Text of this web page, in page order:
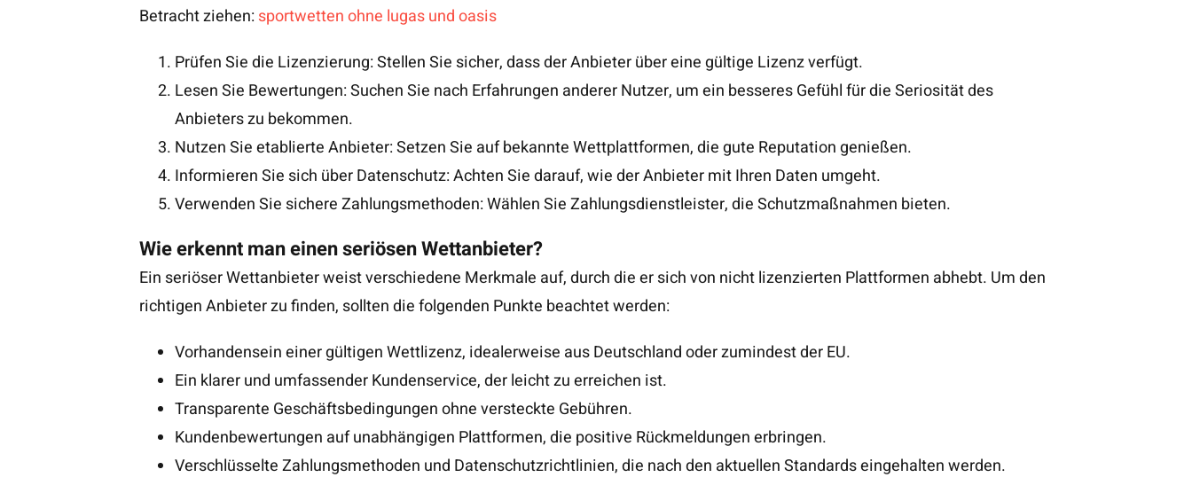
Betracht ziehen:sportwetten ohne lugas und oasis
Prüfen Sie die Lizenzierung: Stellen Sie sicher, dass der Anbieter über eine gültige Lizenz verfügt.
Lesen Sie Bewertungen: Suchen Sie nach Erfahrungen anderer Nutzer, um ein besseres Gefühl für die Seriosität des
Anbieters zu bekommen.
Nutzen Sie etablierte Anbieter: Setzen Sie auf bekannte Wettplattformen, die gute Reputation genießen.
Informieren Sie sich über Datenschutz: Achten Sie darauf, wie der Anbieter mit Ihren Daten umgeht.
Verwenden Sie sichere Zahlungsmethoden: Wählen Sie Zahlungsdienstleister, die Schutzmaßnahmen bieten.
Wie erkennt man einen seriösen Wettanbieter?
Ein seriöser Wettanbieter weist verschiedene Merkmale auf, durch die er sich von nicht lizenzierten Plattformen abhebt. Um den
richtigen Anbieter zu finden, sollten die folgenden Punkte beachtet werden:
Vorhandensein einer gültigen Wettlizenz, idealerweise aus Deutschland oder zumindest der EU.
Ein klarer und umfassender Kundenservice, der leicht zu erreichen ist.
Transparente Geschäftsbedingungen ohne versteckte Gebühren.
Kundenbewertungen auf unabhängigen Plattformen, die positive Rückmeldungen erbringen.
Verschlüsselte Zahlungsmethoden und Datenschutzrichtlinien, die nach den aktuellen Standards eingehalten werden.